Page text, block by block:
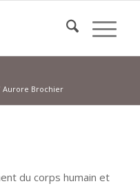
Aurore Brochier
du corps humain et